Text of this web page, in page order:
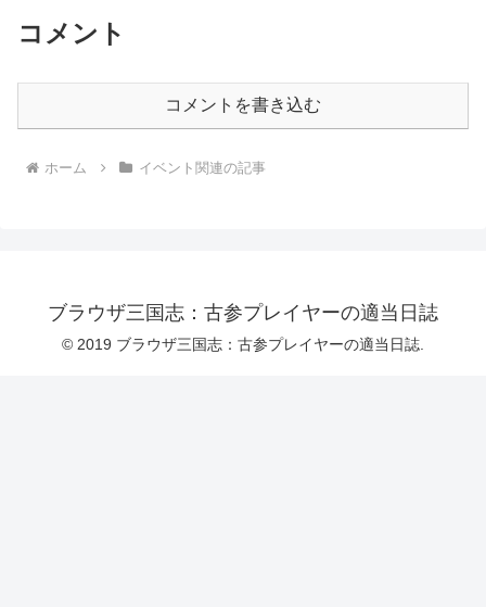
コメント
コメントを書き込む
ホーム イベント関連の記事
ブラウザ三国志：古参プレイヤーの適当日誌
© 2019 ブラウザ三国志：古参プレイヤーの適当日誌.